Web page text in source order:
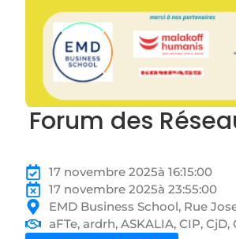
Forum des
17 novembre 2025à 16:15:00
17 novembre 2025à 23:55:00
EMD Business School, Rue
aFTe, ardrh, ASKALIA, CIP, CjD,